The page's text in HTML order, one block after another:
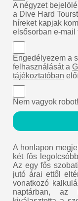
A négyzet
a Dive Hard
híreket kapjak
elsősorban e-mail
Engedélyezem a
felhasználását a
tájékoztatóban
Nem vagyok robot!
A honlapon
két fős
Az egy fős
jutó árai ettől
vonatkozó
naptárban, az